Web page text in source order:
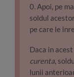
0. Apoi, pe
soldul
pe care le
Daca in
curenta,
lunii